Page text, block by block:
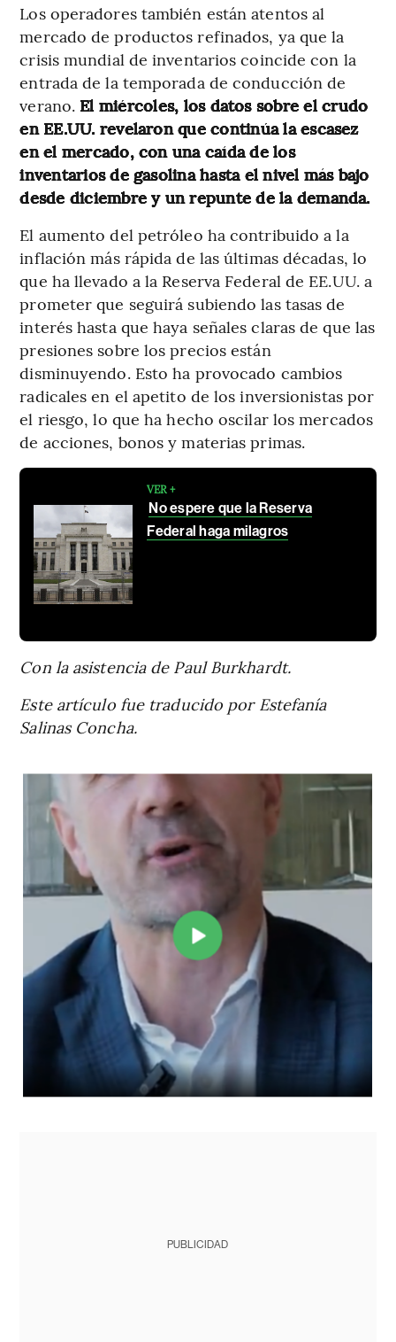
Los operadores también están atentos al
mercado de productos refinados, ya que la
crisis mundial de inventarios coincide con la
entrada de la temporada de conducción de
verano. El miércoles, los datos sobre el crudo
en EE.UU. revelaron que continúa la escasez
en el mercado, con una caída de los
inventarios de gasolina hasta el nivel más bajo
desde diciembre y un repunte de la demanda.
El aumento del petróleo ha contribuido a la
inflación más rápida de las últimas décadas, lo
que ha llevado a la Reserva Federal de EE.UU. a
prometer que seguirá subiendo las tasas de
interés hasta que haya señales claras de que las
presiones sobre los precios están
disminuyendo. Esto ha provocado cambios
radicales en el apetito de los inversionistas por
el riesgo, lo que ha hecho oscilar los mercados
de acciones, bonos y materias primas.
VER +
No espere que la Reserva
Federal haga milagros
Con la asistencia de Paul Burkhardt.
Este artículo fue traducido por Estefanía
Salinas Concha.
PUBLICIDAD